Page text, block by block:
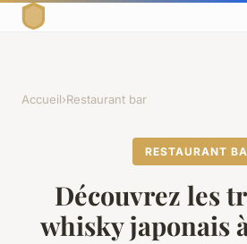
Accueil›Restaurant bar
RESTAURANT
Découvrez les
whisky japonais